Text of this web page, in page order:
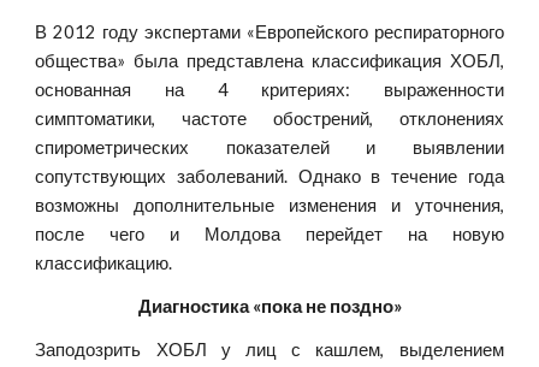
В 2012 году экспертами «Европейского респираторного
общества» была представлена классификация ХОБЛ,
основанная на 4 критериях: выраженности
симптоматики, частоте обострений, отклонениях
спирометрических показателей и выявлении
сопутствующих заболеваний. Однако в течение года
возможны дополнительные изменения и уточнения,
после чего и Молдова перейдет на новую
классификацию.
Диагностика «пока не поздно»
Заподозрить ХОБЛ у лиц с кашлем, выделением